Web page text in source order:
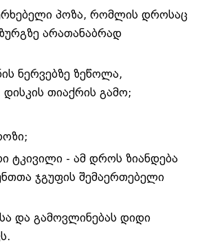
პოზა, რომლის დროსაც
არათანაბრად
ნერვებზე ზეწოლა,
თიაქრის გამო;
ტკივილი - ამ დროს ზიანდება
ჯგუფის შემაერთებელი
და გამოვლინებას დიდი